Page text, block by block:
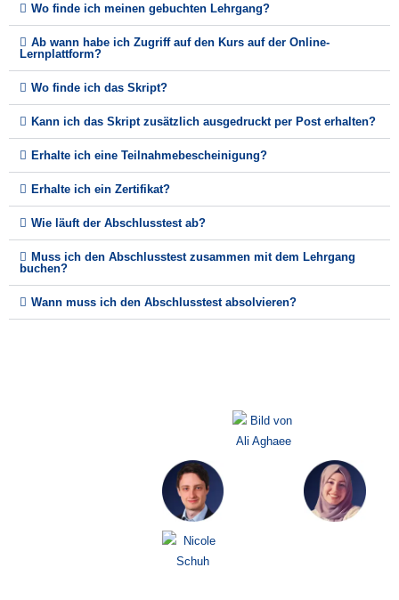
Wo finde ich meinen gebuchten Lehrgang?
Ab wann habe ich Zugriff auf den Kurs auf der Online-
Lernplattform?
Wo finde ich das Skript?
Kann ich das Skript zusätzlich ausgedruckt per Post erhalten?
Erhalte ich eine Teilnahmebescheinigung?
Erhalte ich ein Zertifikat?
Wie läuft der Abschlusstest ab?
Muss ich den Abschlusstest zusammen mit dem Lehrgang
buchen?
Wann muss ich den Abschlusstest absolvieren?